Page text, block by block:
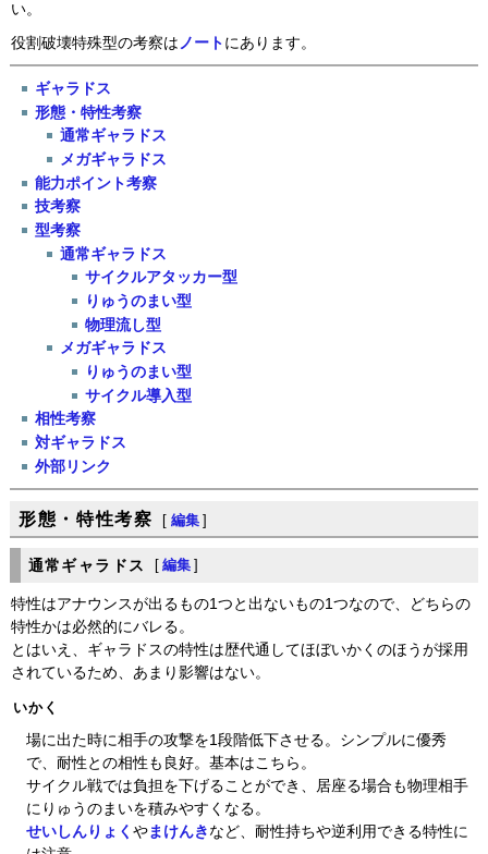
い。
役割破壊特殊型の考察は ノート にあります。
ギャラドス
形態・特性考察
通常ギャラドス
メガギャラドス
能力ポイント考察
技考察
型考察
通常ギャラドス
サイクルアタッカー型
りゅうのまい型
物理流し型
メガギャラドス
りゅうのまい型
サイクル導入型
相性考察
対ギャラドス
外部リンク
形態・特性考察 [ 編集 ]
通常ギャラドス [ 編集 ]
特性はアナウンスが出るもの1つと出ないもの1つなので、どちらの
特性かは必然的にバレる。
とはいえ、ギャラドスの特性は歴代通してほぼいかくのほうが採用
されているため、あまり影響はない。
いかく
場に出た時に相手の攻撃を1段階低下させる。シンプルに優秀
で、耐性との相性も良好。基本はこちら。
サイクル戦では負担を下げることができ、居座る場合も物理相手
にりゅうのまいを積みやすくなる。
せいしんりょく やまけんき など、耐性持ちや逆利用できる特性に